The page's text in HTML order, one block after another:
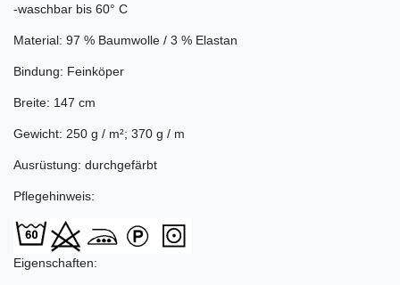
-waschbar bis 60° C
Material: 97 % Baumwolle / 3 % Elastan
Bindung: Feinköper
Breite: 147 cm
Gewicht: 250 g / m²; 370 g / m
Ausrüstung: durchgefärbt
Pflegehinweis:
Eigenschaften: